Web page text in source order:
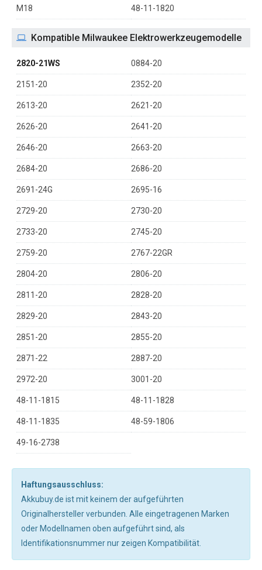
M18 48-11-1820
Kompatible Milwaukee Elektrowerkzeugemodelle
2820-21WS 0884-20
2151-20 2352-20
2613-20 2621-20
2626-20 2641-20
2646-20 2663-20
2684-20 2686-20
2691-24G 2695-16
2729-20 2730-20
2733-20 2745-20
2759-20 2767-22GR
2804-20 2806-20
2811-20 2828-20
2829-20 2843-20
2851-20 2855-20
2871-22 2887-20
2972-20 3001-20
48-11-1815 48-11-1828
48-11-1835 48-59-1806
49-16-2738
Haftungsausschluss:
Akkubuy.de ist mit keinem der aufgeführten
Originalhersteller verbunden. Alle eingetragenen Marken
oder Modellnamen oben aufgeführt sind, als
Identifikationsnummer nur zeigen Kompatibilität.